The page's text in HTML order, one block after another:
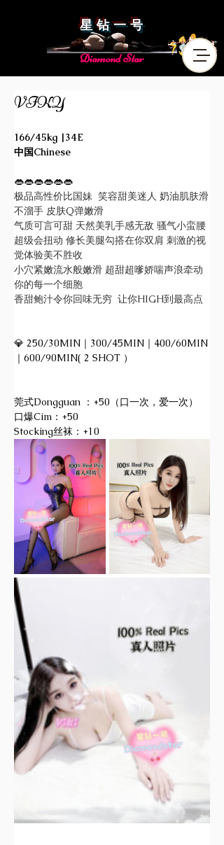
星 钻 一 号
Diamond Star
VIKY
166/45kg |34E
中国Chinese
👄👄👄👄👄👄
极品高性价比国妹  笑容甜美迷人 奶油肌肤滑
不溜手 皮肤Q弹嫩滑
气质可言可甜 天然美乳手感无敌 骚气小蛮腰
超级会扭动 修长美腿勾搭在你双肩 刺激的视
觉体验美不胜收
小穴紧嫩流水般嫩滑 超甜超嗲娇喘声浪牵动
你的每一个细胞
香甜鲍汁令你回味无穷  让你HIGH到最高点
💎 250/30MIN｜300/45MIN｜400/60MIN
｜600/90MIN( 2 SHOT ）
莞式Dongguan ：+50（口一次，爱一次）
口爆Cim：+50
Stocking丝袜：+10